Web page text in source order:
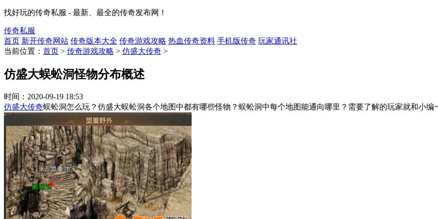
找好玩的传奇私服 - 最新、最全的传奇发布网！
传奇私服
首页 新开传奇网站 传奇版本大全 传奇游戏攻略 热血传奇资料 手机版传奇 玩家通讯社
当前位置： 首页 > 传奇游戏攻略 > 仿盛大传奇 >
仿盛大蜈蚣洞怪物分布概述
时间： 2020-09-19 18:53
仿盛大传奇蜈蚣洞怎么玩？仿盛大蜈蚣洞各个地图中都有哪些怪物？蜈蚣洞中每个地图能通向哪里？需要了解的玩家就和小编